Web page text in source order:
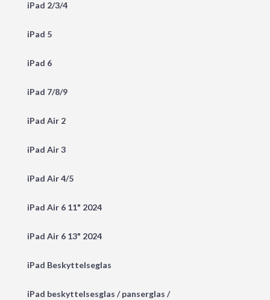
iPad 2/3/4
iPad 5
iPad 6
iPad 7/8/9
iPad Air 2
iPad Air 3
iPad Air 4/5
iPad Air 6 11" 2024
iPad Air 6 13" 2024
iPad Beskyttelseglas
iPad beskyttelsesglas / panserglas /